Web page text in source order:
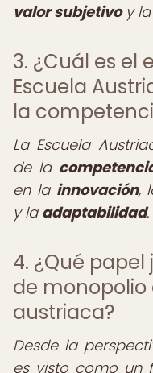
valor subjetivoy la
3. ¿Cuál es el
Escuela
la
La Escuela
de la
en la innovación,
y la adaptabilidad.
4. ¿Qué
de monopolio
austriaca?
Desde la
es visto como un